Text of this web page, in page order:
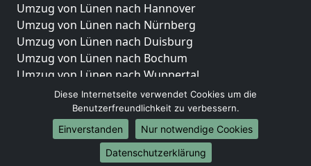
Umzug von Lünen nach Hannover
Umzug von Lünen nach Nürnberg
Umzug von Lünen nach Duisburg
Umzug von Lünen nach Bochum
Umzug von Lünen nach Wuppertal
Umzug von Lünen nach Bielefeld
Umzug von Lünen nach Bonn
Umzug von Lünen nach Münster
Internationale-Umzüge
Diese Internetseite verwendet Cookies um die
Benutzerfreundlichkeit zu verbessern.
Einverstanden
Nur notwendige Cookies
Datenschutzerklärung